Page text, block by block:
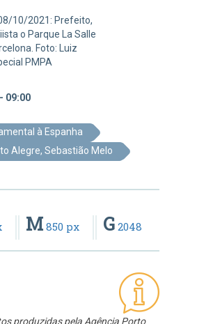
10/2021: Prefeito,
o Parque La Salle
Foto: Luiz
PMPA
09:00
à Espanha
Alegre, Sebastião Melo
M 850 px G 2048
produzidas pela Agência Porto